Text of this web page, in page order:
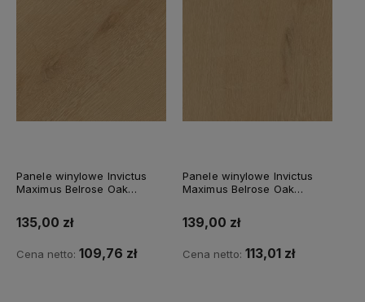
Panele winylowe Invictus
Maximus Belrose Oak
Sesame
135,00 zł
Cena netto: 109,76 zł
Panele winylowe Invictus
Maximus Belrose Oak
Sesame
139,00 zł
Cena netto: 113,01 zł